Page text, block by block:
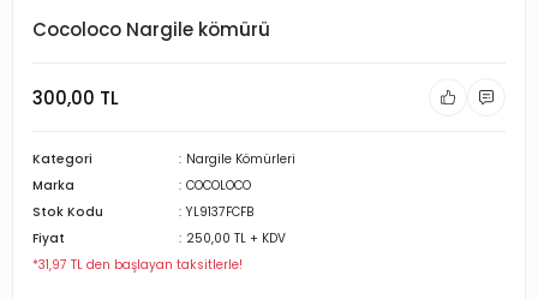
Cocoloco Nargile kömürü
300,00 TL
Kategori
Nargile Kömürleri
Marka
COCOLOCO
Stok Kodu
YL9137FCFB
Fiyat
250,00 TL + KDV
*31,97 TL den başlayan taksitlerle!